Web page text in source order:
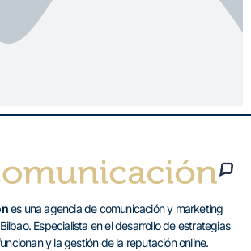
es una agencia de comunicación y marketing
Especialista en el desarrollo de estrategias
y la gestión de la reputación online.